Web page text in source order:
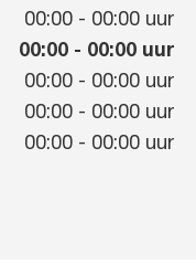
00:00 - 00:00 uur
00:00 - 00:00 uur
00:00 - 00:00 uur
00:00 - 00:00 uur
00:00 - 00:00 uur